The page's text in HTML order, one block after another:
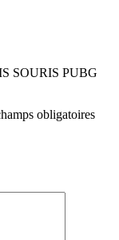
SOURIS PUBG
obligatoires